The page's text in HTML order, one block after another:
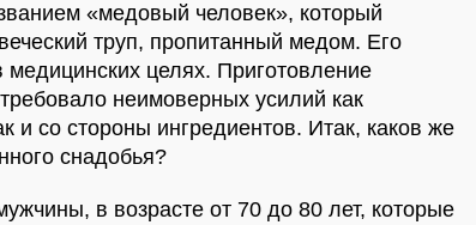
«медовый человек», который
труп, пропитанный медом. Его
целях. Приготовление
неимоверных усилий как
и со стороны ингредиентов. Итак, каков же
снадобья?
в возрасте от 70 до 80 лет, которые